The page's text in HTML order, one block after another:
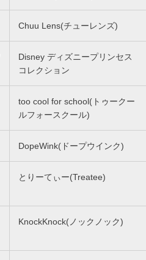
Chuu Lens(チューレンズ)
Disney ディズニープリンセス
コレクション
too cool for school(トゥークー
ルフォースクール)
DopeWink(ドープウインク)
とりーてぃー(Treatee)
KnockKnock(ノックノック)